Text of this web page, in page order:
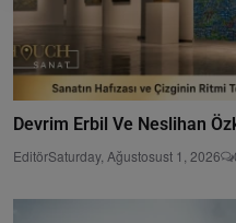
Devrim Erbil Ve Neslihan
EditörSaturday, Ağustosust 1, 2026